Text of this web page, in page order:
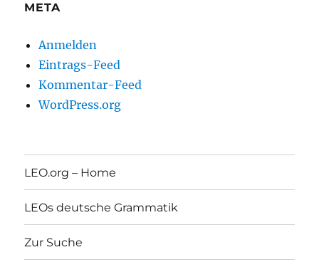
META
Anmelden
Eintrags-Feed
Kommentar-Feed
WordPress.org
LEO.org – Home
LEOs deutsche Grammatik
Zur Suche